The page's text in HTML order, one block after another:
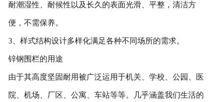
耐潮湿性、耐候性以及长久的表面光滑、平整，清洁方
便，不需保养。
3、样式结构设计多样化满足各种不同场所的需求。
锌钢围栏的用途
由于其高度坚固耐用被广泛运用于机关、学校、公园、医
院、机场、厂区、公寓、车站等等。几乎涵盖我们生活的